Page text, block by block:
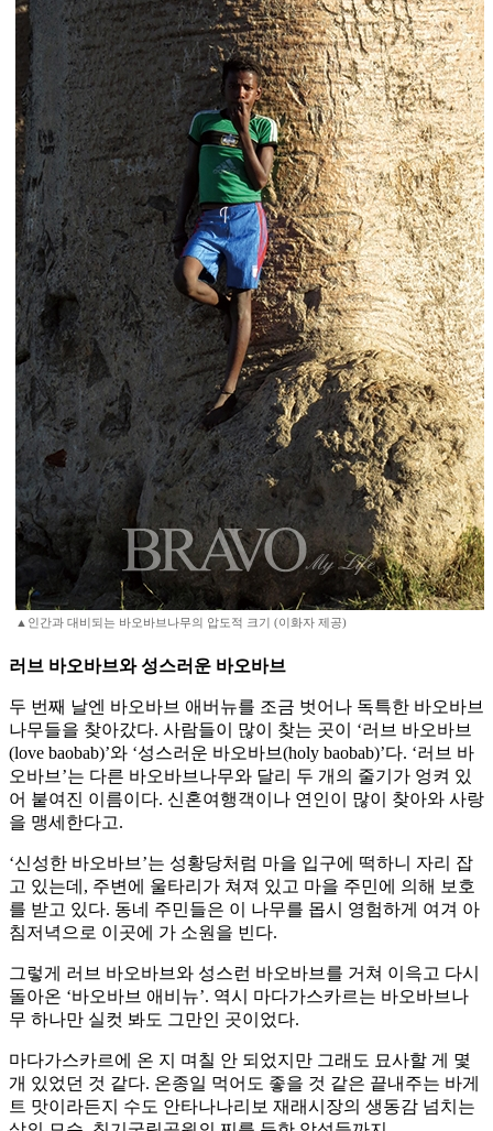
▲인간과 대비되는 바오바브나무의 압도적 크기 (이화자 제공)
러브 바오바브와 성스러운 바오바브
두 번째 날엔 바오바브 애버뉴를 조금 벗어나 독특한 바오바브
나무들을 찾아갔다. 사람들이 많이 찾는 곳이 ‘러브 바오바브
(love baobab)’와 ‘성스러운 바오바브(holy baobab)’다. ‘러브 바
오바브’는 다른 바오바브나무와 달리 두 개의 줄기가 엉켜 있
어 붙여진 이름이다. 신혼여행객이나 연인이 많이 찾아와 사랑
을 맹세한다고.
‘신성한 바오바브’는 성황당처럼 마을 입구에 떡하니 자리 잡
고 있는데, 주변에 울타리가 쳐져 있고 마을 주민에 의해 보호
를 받고 있다. 동네 주민들은 이 나무를 몹시 영험하게 여겨 아
침저녁으로 이곳에 가 소원을 빈다.
그렇게 러브 바오바브와 성스런 바오바브를 거쳐 이윽고 다시
돌아온 ‘바오바브 애비뉴’. 역시 마다가스카르는 바오바브나
무 하나만 실컷 봐도 그만인 곳이었다.
마다가스카르에 온 지 며칠 안 되었지만 그래도 묘사할 게 몇
개 있었던 것 같다. 온종일 먹어도 좋을 것 같은 끝내주는 바게
트 맛이라든지 수도 안타나나리보 재래시장의 생동감 넘치는